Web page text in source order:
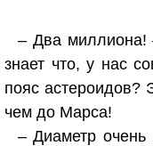
– Два миллиона!
знает что, у нас
пояс астероидов?
чем до Марса!
– Диаметр